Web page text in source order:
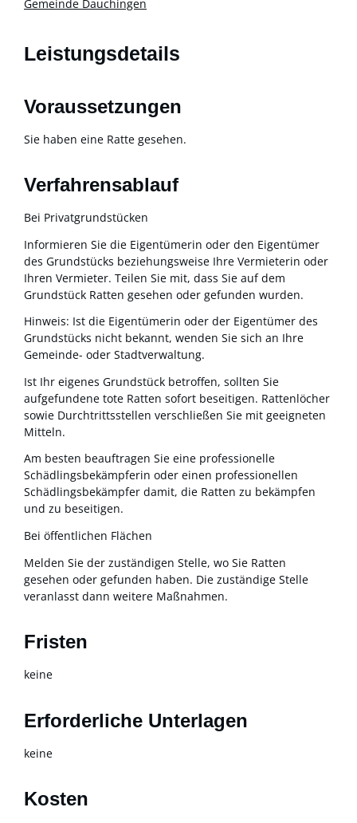
Gemeinde Dauchingen
Leistungsdetails
Voraussetzungen
Sie haben eine Ratte gesehen.
Verfahrensablauf
Bei Privatgrundstücken
Informieren Sie die Eigentümerin oder den Eigentümer
des Grundstücks beziehungsweise Ihre Vermieterin oder
Ihren Vermieter. Teilen Sie mit, dass Sie auf dem
Grundstück Ratten gesehen oder gefunden wurden.
Hinweis: Ist die Eigentümerin oder der Eigentümer des
Grundstücks nicht bekannt, wenden Sie sich an Ihre
Gemeinde- oder Stadtverwaltung.
Ist Ihr eigenes Grundstück betroffen, sollten Sie
aufgefundene tote Ratten sofort beseitigen. Rattenlöcher
sowie Durchtrittsstellen verschließen Sie mit geeigneten
Mitteln.
Am besten beauftragen Sie eine professionelle
Schädlingsbekämpferin oder einen professionellen
Schädlingsbekämpfer damit, die Ratten zu bekämpfen
und zu beseitigen.
Bei öffentlichen Flächen
Melden Sie der zuständigen Stelle, wo Sie Ratten
gesehen oder gefunden haben. Die zuständige Stelle
veranlasst dann weitere Maßnahmen.
Fristen
keine
Erforderliche Unterlagen
keine
Kosten